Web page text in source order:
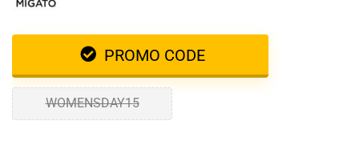
PROMO CODE
WOMENSDAY15